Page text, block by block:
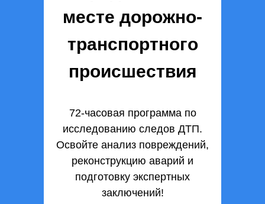
месте дорожно-
транспортного
происшествия
72-часовая программа по
исследованию следов ДТП.
Освойте анализ повреждений,
реконструкцию аварий и
подготовку экспертных
заключений!